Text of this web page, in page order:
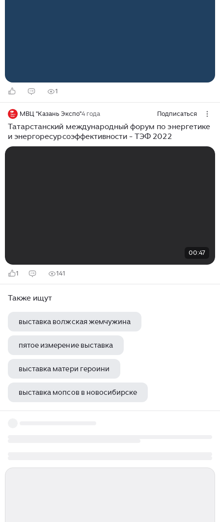
1
МВЦ "Казань Экспо"4 года Подписаться
Татарстанский международный форум по энергетике
и энергоресурсоэффективности - ТЭФ 2022
00:47
1 141
Также ищут
выставка волжская жемчужина
пятое измерение выставка
выставка матери героини
выставка мопсов в новосибирске